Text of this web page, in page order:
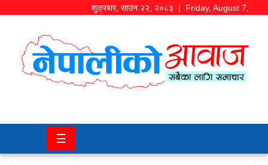
शुक्रबार, साउन २२, २०८३ | Friday, August 7,
समाज/
चितवन
☰